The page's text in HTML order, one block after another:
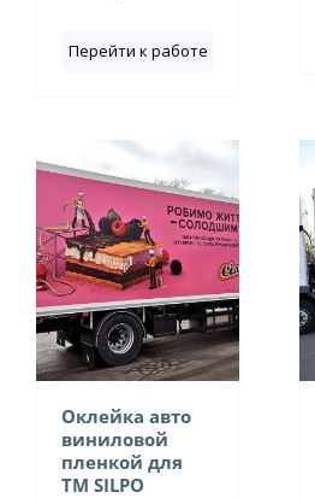
Перейти к работе
Оклейка авто
виниловой
пленкой для
ТМ SILPO